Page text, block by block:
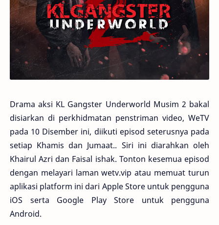
Drama aksi KL Gangster Underworld Musim 2 bakal
disiarkan di perkhidmatan penstriman video, WeTV
pada 10 Disember ini, diikuti episod seterusnya pada
setiap Khamis dan Jumaat.. Siri ini diarahkan oleh
Khairul Azri dan Faisal ishak. Tonton kesemua episod
dengan melayari laman wetv.vip atau memuat turun
aplikasi platform ini dari Apple Store untuk pengguna
iOS serta Google Play Store untuk pengguna
Android.